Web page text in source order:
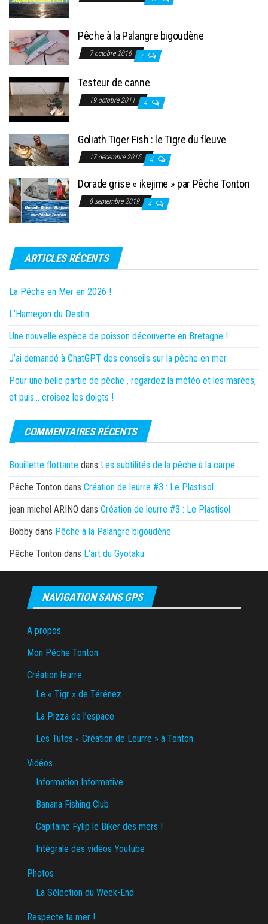
Pêche à la Palangre bigoudène
7 octobre 2016 7
Testeur de canne
19 octobre 2011 4
Goliath Tiger Fish : le Tigre du fleuve
17 décembre 2015 4
Dorade grise « ikejime » par Pêche Tonton
8 septembre 2019 4
ARTICLES RÉCENTS
La Pêche en Mer en 2026 !
L’Hameçon du Destin
Une nouvelle espèce de poisson découverte en Bretagne !
J’ai demandé à ChatGPT des conseils sur la pêche en mer
Pour une belle partie de pêche , regardez la météo et les marées,
et puis… croisez les doigts !
COMMENTAIRES RÉCENTS
Bouillette flottante dans Les subtilités de la pêche à la carpe…
Pêche Tonton dans Création de leurre #3 : Le Plastisol
jean michel ARINO dans Création de leurre #3 : Le Plastisol
Bobby dans Pêche à la Palangre bigoudène
Pêche Tonton dans L’art du Gyotaku
NAVIGATION SANS GPS
A propos
Mon Pêche Tonton
Création leurre
Le « Tigr » de Térénez
La Pizza de l’espace
Les Tutos « Création de Leurre » à Tonton
Vidéos
Information Informative
Banana Fishing Club
Capitaine Fylip le Biker des mers !
Intégrale des vidéos Youtube
Photos
La Sélection du Week-End
Respecte ta mer !